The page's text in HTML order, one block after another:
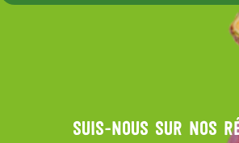
Suis-nous sur nos